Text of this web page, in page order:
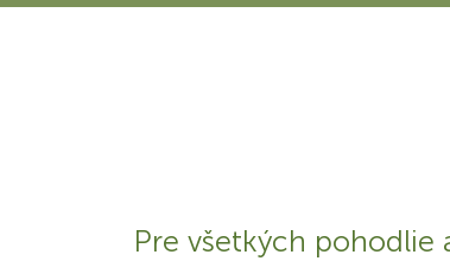
Pre všetkých pohodlie